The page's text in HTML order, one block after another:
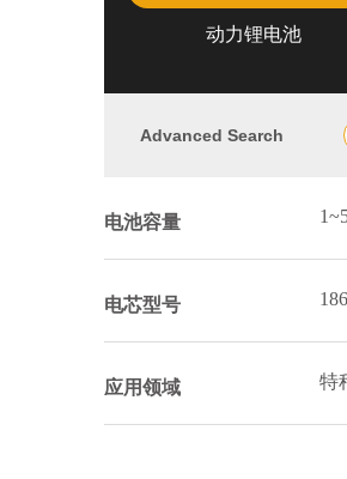
动力锂电池
Advanced Search
电池容量
电芯型号
应用领域 特